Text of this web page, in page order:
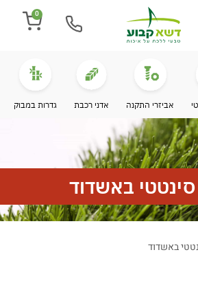
0
אביזרי התקנה אדני רכבת גדרות במבוק
באשדוד
באשדוד